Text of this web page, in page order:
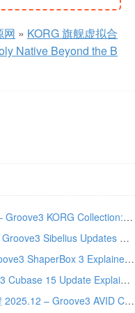
网 » KORG 旗舰虚拟合
Native Beyond the B
KORG 经典半模块化合成器深度教学 – Groove3 KORG Collection: PS-3300 Explained
Sibelius 2025.12 更新功能详解教程 – Groove3 Sibelius Updates Explained 2025.12 TUTORiAL-HiDERA
ShaperBox 3 插件全面详解教程 – Groove3 ShaperBox 3 Explained TUTORiAL-FANTASTiC
Cubase 15 新功能详解教程 – Groove3 Cubase 15 Update Explained TUTORiAL-HiDERA
Pro Tools 专用 AVID Control 详解教程 2025.12 – Groove3 AVID Control for Pro Tools Explained 2025.12 TUTORiAL-HiDERA